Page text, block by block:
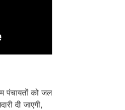
पंचायतों को जल
दी जाएगी,